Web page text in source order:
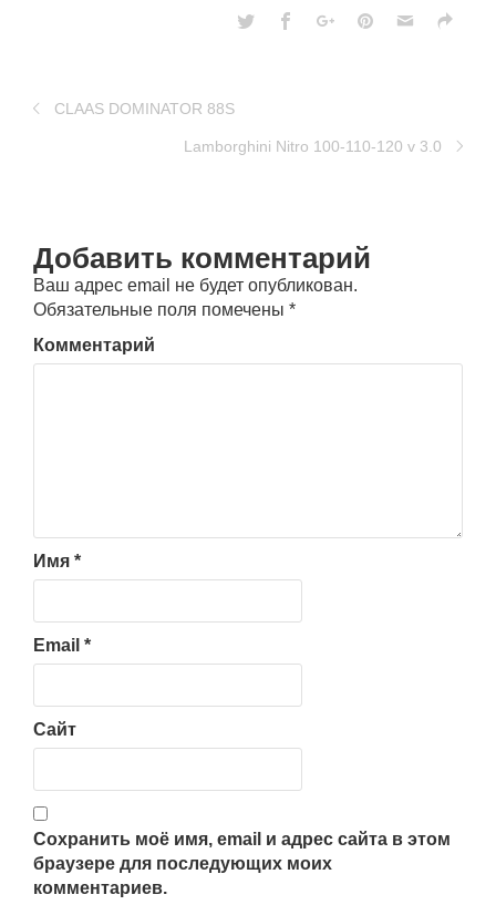
CLAAS DOMINATOR 88S
Lamborghini Nitro 100-110-120 v 3.0
Добавить комментарий
Ваш адрес email не будет опубликован.
Обязательные поля помечены *
Комментарий
Имя *
Email *
Сайт
Сохранить моё имя, email и адрес сайта в этом
браузере для последующих моих
комментариев.